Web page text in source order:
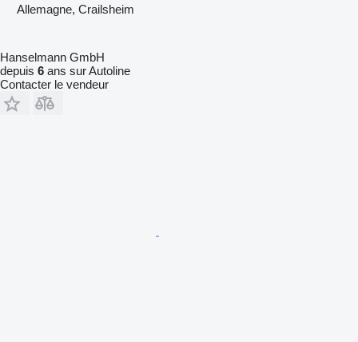
Allemagne, Crailsheim
Hanselmann GmbH
depuis 6 ans sur Autoline
Contacter le vendeur